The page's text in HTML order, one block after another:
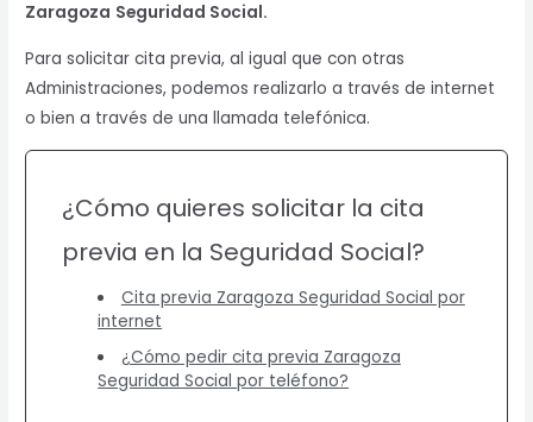
Zaragoza Seguridad Social.
Para solicitar cita previa, al igual que con otras
Administraciones, podemos realizarlo a través de internet
o bien a través de una llamada telefónica.
¿Cómo quieres solicitar la cita
previa en la Seguridad Social?
Cita previa Zaragoza Seguridad Social por
internet
¿Cómo pedir cita previa Zaragoza
Seguridad Social por teléfono?